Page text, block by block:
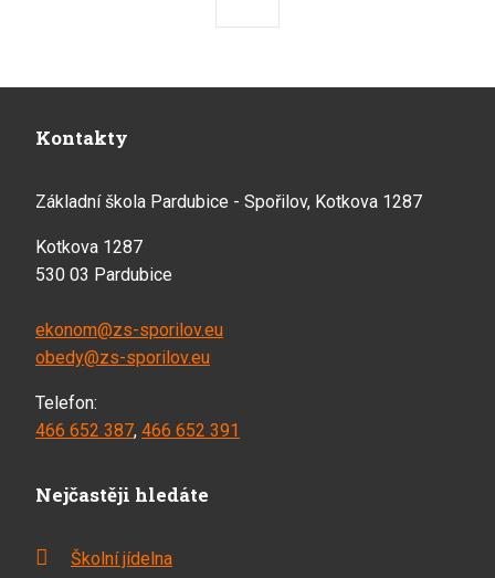
Kontakty
Základní škola Pardubice - Spořilov, Kotkova 1287
Kotkova 1287
530 03 Pardubice
ekonom@zs-sporilov.eu
obedy@zs-sporilov.eu
Telefon:
466 652 387, 466 652 391
Nejčastěji hledáte
Školní jídelna